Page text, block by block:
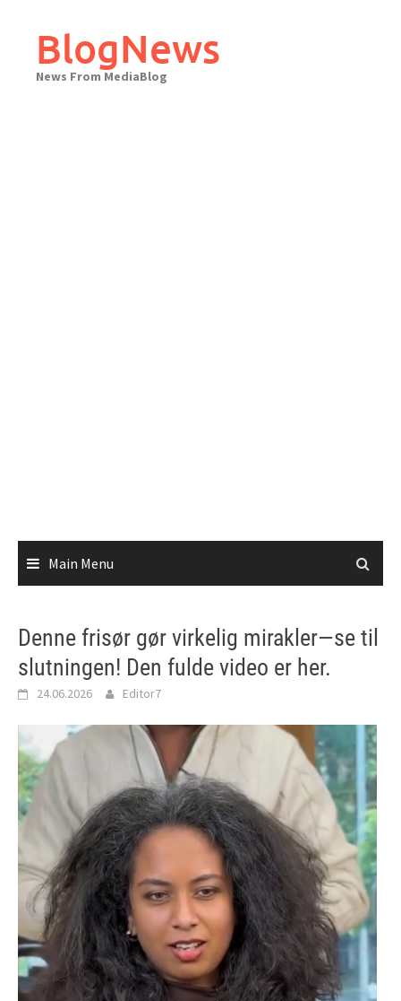
contentBlogNews
News From MediaBlog
Main Menu
Denne frisør gør virkelig mirakler—se til
slutningen! Den fulde video er her.
24.06.2026 Editor7